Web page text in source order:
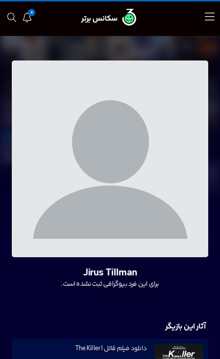
0
سکانس برتر
Jirus Tillman
برای این فرد بیوگرافی ثبت نشده است.
آثار این بازیگر
دانلود فیلم قاتل | The Killer